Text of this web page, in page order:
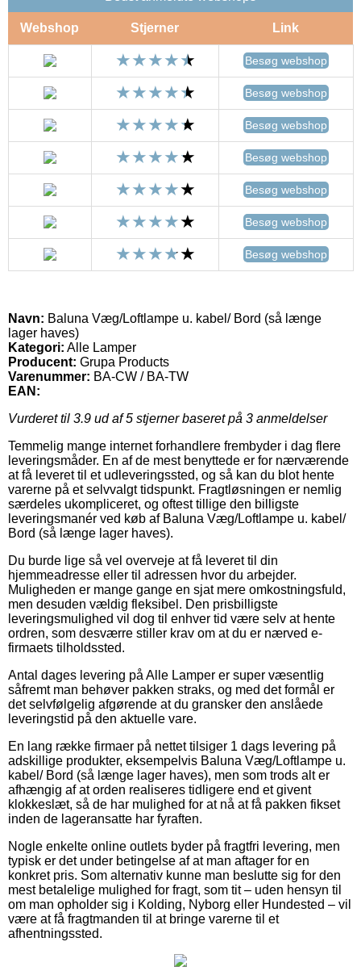
Webshop Stjerner Link
Besøg webshop
Besøg webshop
Besøg webshop
Besøg webshop
Besøg webshop
Besøg webshop
Besøg webshop
Navn: Baluna Væg/Loftlampe u. kabel/ Bord (så længe
lager haves)
Kategori: Alle Lamper
Producent: Grupa Products
Varenummer: BA-CW / BA-TW
EAN:
Vurderet til 3.9 ud af 5 stjerner baseret på 3 anmeldelser
Temmelig mange internet forhandlere frembyder i dag flere
leveringsmåder. En af de mest benyttede er for nærværende
at få leveret til et udleveringssted, og så kan du blot hente
varerne på et selvvalgt tidspunkt. Fragtløsningen er nemlig
særdeles ukompliceret, og oftest tillige den billigste
leveringsmanér ved køb af Baluna Væg/Loftlampe u. kabel/
Bord (så længe lager haves).
Du burde lige så vel overveje at få leveret til din
hjemmeadresse eller til adressen hvor du arbejder.
Muligheden er mange gange en sjat mere omkostningsfuld,
men desuden vældig fleksibel. Den prisbilligste
leveringsmulighed vil dog til enhver tid være selv at hente
ordren, som desværre stiller krav om at du er nærved e-
firmaets tilholdssted.
Antal dages levering på Alle Lamper er super væsentlig
såfremt man behøver pakken straks, og med det formål er
det selvfølgelig afgørende at du gransker den anslåede
leveringstid på den aktuelle vare.
En lang række firmaer på nettet tilsiger 1 dags levering på
adskillige produkter, eksempelvis Baluna Væg/Loftlampe u.
kabel/ Bord (så længe lager haves), men som trods alt er
afhængig af at orden realiseres tidligere end et givent
klokkeslæt, så de har mulighed for at nå at få pakken fikset
inden de lageransatte har fyraften.
Nogle enkelte online outlets byder på fragtfri levering, men
typisk er det under betingelse af at man aftager for en
konkret pris. Som alternativ kunne man beslutte sig for den
mest betalelige mulighed for fragt, som tit – uden hensyn til
om man opholder sig i Kolding, Nyborg eller Hundested – vil
være at få fragtmanden til at bringe varerne til et
afhentningssted.